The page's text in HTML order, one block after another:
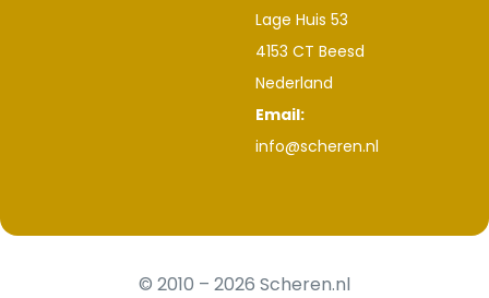
Lage Huis 53
4153 CT Beesd
Nederland
Email:
info@scheren.nl
© 2010 – 2026 Scheren.nl